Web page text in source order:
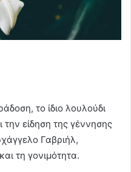
το ίδιο λουλούδι
είδηση της γέννησης
Γαβριήλ,
τη γονιμότητα.